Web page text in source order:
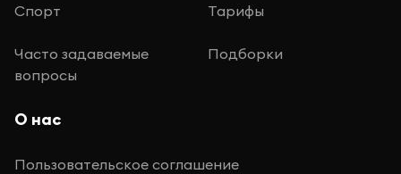
Спорт Тарифы
Часто задаваемые
вопросы
Подборки
О нас
Пользовательское соглашение